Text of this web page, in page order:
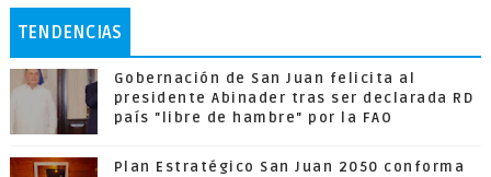
TENDENCIAS
Gobernación de San Juan felicita al
presidente Abinader tras ser declarada RD
país "libre de hambre" por la FAO
Plan Estratégico San Juan 2050 conforma